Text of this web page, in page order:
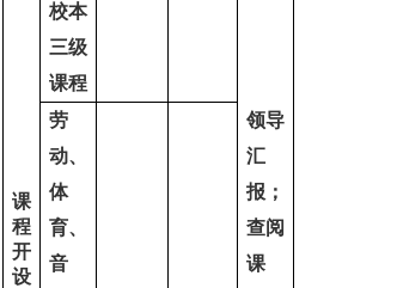
课
程
开
设
校本
三级
课程
领导
汇
报；
查阅
课
劳
动、
体
育、
音